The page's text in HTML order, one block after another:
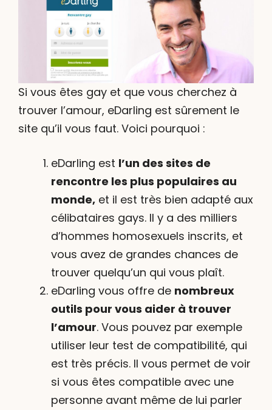
Si vous êtes gay et que vous cherchez à
trouver l’amour, eDarling est sûrement le
site qu’il vous faut. Voici pourquoi :
eDarling est l’un des sites de
rencontre les plus populaires au
monde, et il est très bien adapté aux
célibataires gays. Il y a des milliers
d’hommes homosexuels inscrits, et
vous avez de grandes chances de
trouver quelqu’un qui vous plaît.
eDarling vous offre de nombreux
outils pour vous aider à trouver
l’amour. Vous pouvez par exemple
utiliser leur test de compatibilité, qui
est très précis. Il vous permet de voir
si vous êtes compatible avec une
personne avant même de lui parler